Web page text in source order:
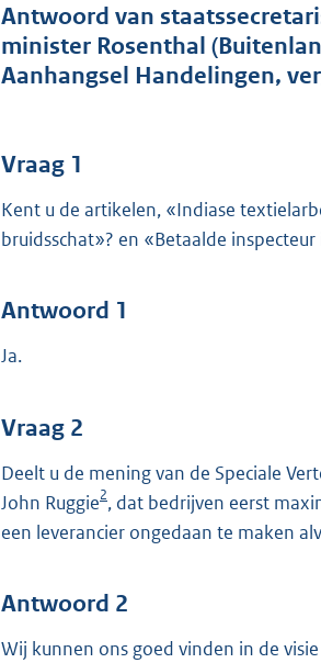
Antwoord van
minister Rosenthal
Aanhangsel Handelingen,
Vraag 1
Kent u de artikelen, «Indiase
bruidsschat»? en «Betaalde
Antwoord 1
Ja.
Vraag 2
Deelt u de mening van de Speciale
John Ruggie2, dat bedrijven eerst
een leverancier ongedaan te maken
Antwoord 2
Wij kunnen ons goed vinden in de